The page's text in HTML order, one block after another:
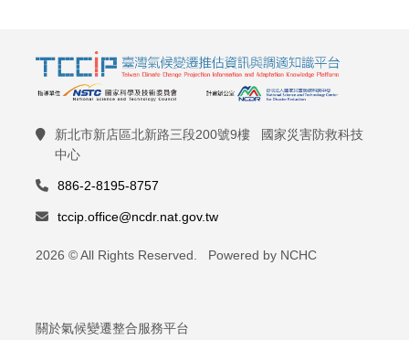
新北市新店區北新路三段200號9樓 國家災害防救科技
中心
886-2-8195-8757
tccip.office@ncdr.nat.gov.tw
2026 © All Rights Reserved. Powered by NCHC
關於氣候變遷整合服務平台